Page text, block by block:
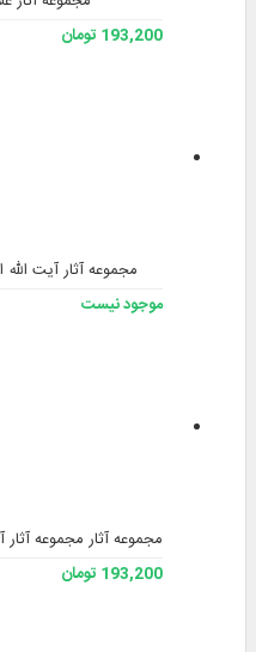
193,200 تومان
مجموعه آثار آیت
موجود نیست
مجموعه آثار مجموعه آثار
193,200 تومان